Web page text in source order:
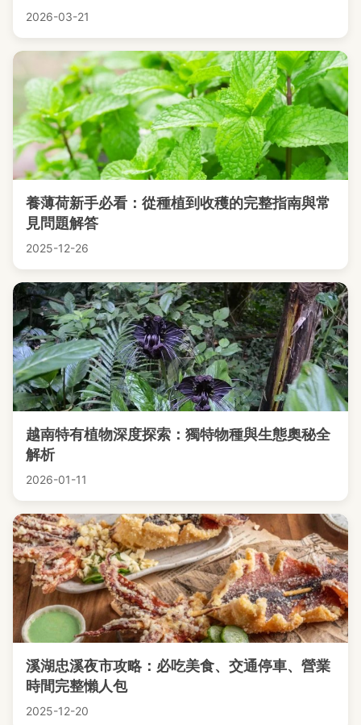
2026-03-21
養薄荷新手必看：從種植到收穫的完整指南與常
見問題解答
2025-12-26
越南特有植物深度探索：獨特物種與生態奧秘全
解析
2026-01-11
溪湖忠溪夜市攻略：必吃美食、交通停車、營業
時間完整懶人包
2025-12-20